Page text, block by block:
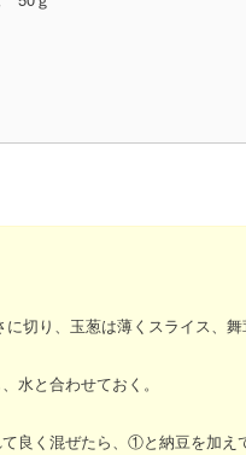
切り、玉葱は薄くスライス、舞
水と合わせておく。
良く混ぜたら、①と納豆を加え